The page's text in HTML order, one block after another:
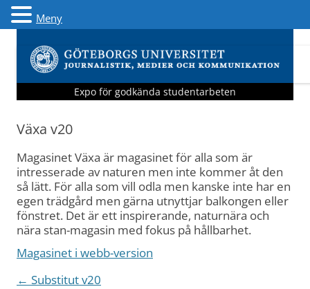
Expo för godkända studentarbeten
Växa v20
Magasinet Växa är magasinet för alla som är
intresserade av naturen men inte kommer åt den
så lätt. För alla som vill odla men kanske inte har en
egen trädgård men gärna utnyttjar balkongen eller
fönstret. Det är ett inspirerande, naturnära och
nära stan-magasin med fokus på hållbarhet.
Magasinet i webb-version
Inläggsnavigering
← Substitut v20
Meny